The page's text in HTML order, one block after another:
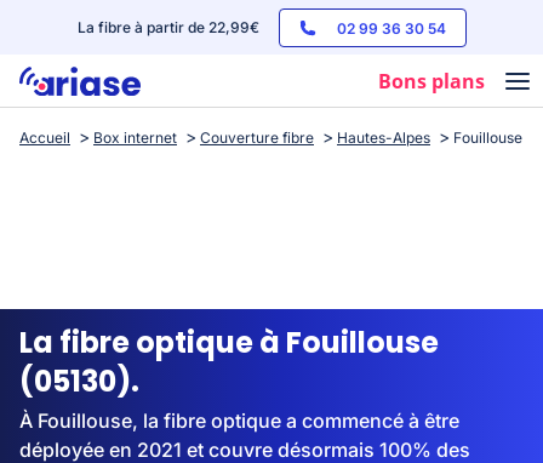
La fibre à partir de 22,99€ 02 99 36 30 54
Bons plans
Box internet
Streaming
Accueil Box internet Couverture fibre Hautes-Alpes Fouillouse
La fibre optique à Fouillouse
(05130).
À Fouillouse, la fibre optique a commencé à être
déployée en 2021 et couvre désormais 100% des